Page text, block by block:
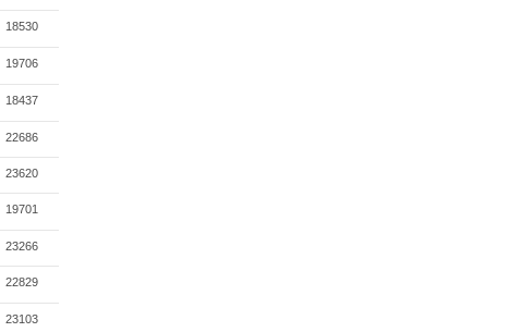
18530
19706
18437
22686
23620
19701
23266
22829
23103